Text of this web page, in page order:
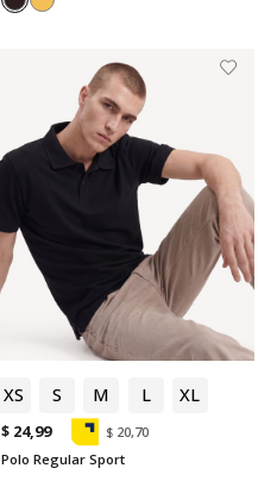
XS S M L XL
$ 24,99
$ 20,70
Polo Regular Sport